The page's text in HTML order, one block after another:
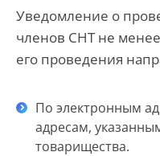
Уведомление о
членов СНТ не
его проведения
По электронным
адресам,
товарищества.